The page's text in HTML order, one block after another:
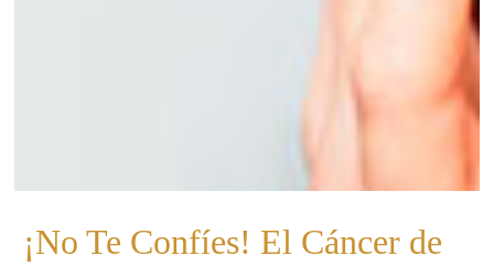
¡No Te Confíes! El Cáncer de